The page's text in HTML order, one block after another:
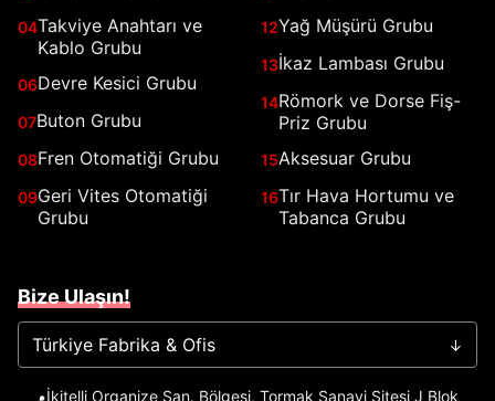
04Takviye Anahtarı ve
Kablo Grubu
06Devre Kesici Grubu
07Buton Grubu
08Fren Otomatiği Grubu
09Geri Vites Otomatiği
Grubu
12Yağ Müşürü Grubu
13İkaz Lambası Grubu
14Römork ve Dorse Fiş-
Priz Grubu
15Aksesuar Grubu
16Tır Hava Hortumu ve
Tabanca Grubu
Bize Ulaşın!
Türkiye Fabrika & Ofis →
İkitelli Organize San. Bölgesi, Tormak Sanayi Sitesi J Blok